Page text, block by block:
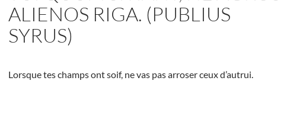
ALIENOS RIGA. (PUBLIUS
SYRUS)
Lorsque tes champs ont soif, ne vas pas arroser ceux d’autrui.